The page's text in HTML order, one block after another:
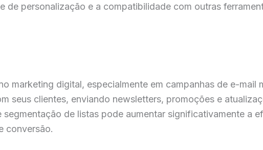
personalização e a compatibilidade com outras
marketing digital, especialmente em campanhas de e-mail
seus clientes, enviando newsletters, promoções e
de listas pode aumentar significativamente a
conversão.